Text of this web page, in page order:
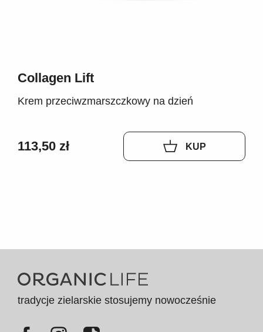
Collagen Lift
Krem przeciwzmarszczkowy na dzień
113,50 zł KUP
tradycje zielarskie stosujemy nowocześnie